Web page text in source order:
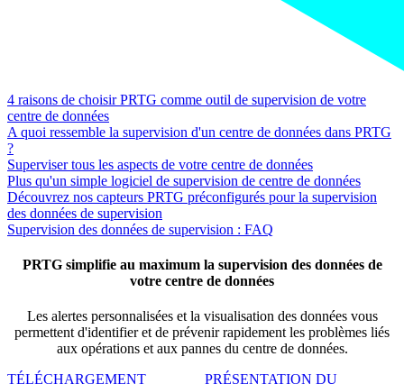
4 raisons de choisir PRTG comme outil de supervision de votre
centre de données
A quoi ressemble la supervision d'un centre de données dans PRTG
?
Superviser tous les aspects de votre centre de données
Plus qu'un simple logiciel de supervision de centre de données
Découvrez nos capteurs PRTG préconfigurés pour la supervision
des données de supervision
Supervision des données de supervision : FAQ
PRTG simplifie au maximum la supervision des données de
votre centre de données
Les alertes personnalisées et la visualisation des données vous
permettent d'identifier et de prévenir rapidement les problèmes liés
aux opérations et aux pannes du centre de données.
TÉLÉCHARGEMENT
PRÉSENTATION DU